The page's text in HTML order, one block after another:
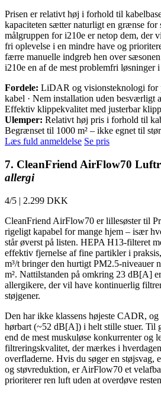
Prisen er relativt høj i forhold til
kapaciteten sætter naturligt en grænse for
målgruppen for i210e er netop dem, der
fri oplevelse i en mindre have og
færre manuelle indgreb hen over
i210e en af de mest problemfri løsninger i
Fordele: LiDAR og visionsteknologi for
kabel · Nem installation uden besværligt
Effektiv klippekvalitet med justerbar
Ulemper: Relativt høj pris i forhold til
Begrænset til 1000 m² – ikke egnet til
Læs fuld anmeldelse Se pris
7. CleanFriend AirFlow70
allergi
4/5 | 2.299 DKK
CleanFriend AirFlow70 er lillesøster til
rigeligt kapabel for mange hjem – især
står øverst på listen. HEPA H13-filteret
effektiv fjernelse af fine partikler i
m³/t bringer den hurtigt PM2.5-niveauer
m². Nattilstanden på omkring 23 dB[A]
allergikere, der vil have kontinuerlig
støjgener.
Den har ikke klassens højeste CADR,
hørbart (~52 dB[A]) i helt stille stuer. Til
end de mest muskuløse konkurrenter og
filtreringskvalitet, der mærkes i
overfladerne. Hvis du søger en støjsvag,
og støvreduktion, er AirFlow70 et
prioriterer ren luft uden at overdøve